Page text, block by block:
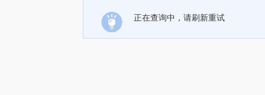
正在查询中，请刷新重试